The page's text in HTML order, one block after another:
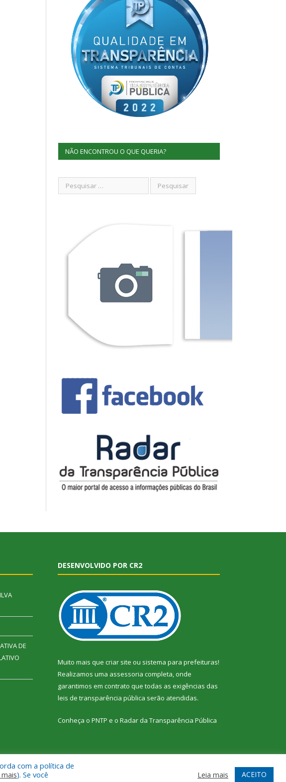
NÃO ENCONTROU O QUE QUERIA?
DE
DESENVOLVIDO POR CR2
Muito mais que criar site ou sistema para prefeituras!
Realizamos uma assessoria completa, onde
garantimos em contrato que todas as exigências das
leis de transparência pública serão atendidas.
Conheça o PNTP e o Radar da Transparência Pública
Mapa do Site Acessar Webmail
com a política de
). Se você
Leia mais ACEITO